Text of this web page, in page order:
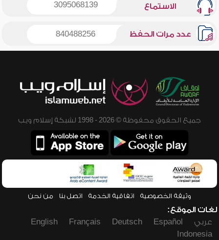
الاستماع 3095068139
عدد مرات الحفظ 840488256
جميع الحقوق محفوظة © 2026 - 1998 لشبكة إسلام ويب
وثيقة الخصوصية اتفاقية الخدمة اتصل بنا من نحن
لغات الموقع:
عربي
Español
Deutsch
Français
English
Indonesia